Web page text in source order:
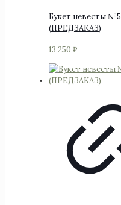
Букет невесты №5
(ПРЕДЗАКАЗ)
13 250 ₽